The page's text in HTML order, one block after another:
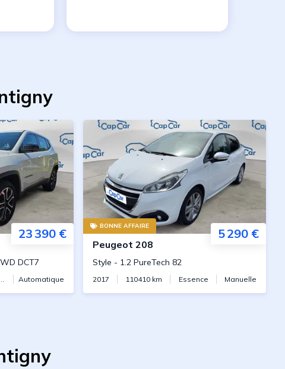
23 390 €
DCT7
Hybride essence Automatique
BONNE AFFAIRE
5 290 €
Peugeot 208
Style - 1.2 PureTech 82
2017 110410 km Essence Manuelle